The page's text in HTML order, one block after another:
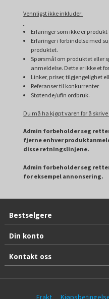
Vennligst ikke inkluder:
Erfaringer som ikke er
Erfaringer i forbindelse med
produktet.
Spørsmål om produktet eller
anmeldelse. Dette er ikke et
Linker, priser, tilgjengelighet
Referanser til konkurrenter
Støtende/ufin ordbruk.
Du må ha kjøpt varen for å
Admin forbeholder seg
fjerne enhver
disse retningslinjene.
Admin forbeholder seg
for eksempel annonsering.
Bestselgere
Din konto
Kontakt oss
Frakt